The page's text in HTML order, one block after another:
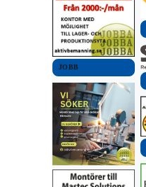
JOBB